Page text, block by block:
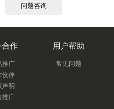
问题咨询
合作
推广
伙伴
声明
推广
用户帮助
常见问题